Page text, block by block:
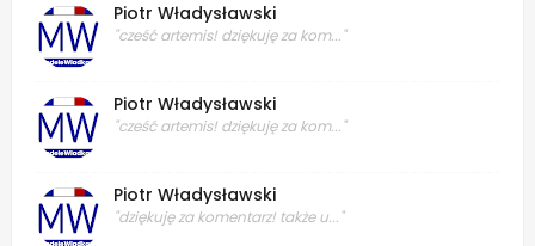
Piotr Władysławski
"cześć artemis! dziękuję za kom..."
Piotr Władysławski
"cześć artemis! dziękuję za kom..."
Piotr Władysławski
"dziękuję za komentarz! także u..."